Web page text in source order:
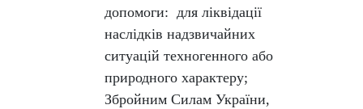
допомоги: для ліквідації
наслідків надзвичайних
ситуацій техногенного або
природного характеру;
Збройним Силам України,